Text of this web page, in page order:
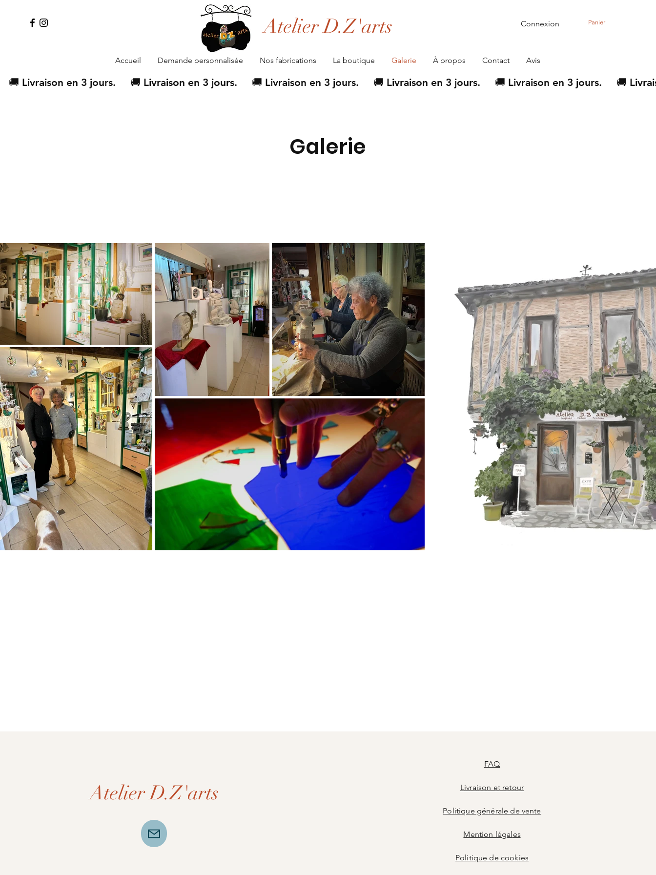
Panier
Connexion
Atelier D.Z'arts
Accueil Demande personnalisée Nos fabrications La boutique Galerie À propos Contact Avis
   🚚 Livraison en 3 jours.
Galerie
Atelier D.Z'arts
FAQ
Livraison et retour
Politique générale de vente
Mention légales
Politique de cookies